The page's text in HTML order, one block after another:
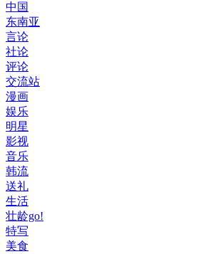
中国
东南亚
言论
社论
评论
交流站
漫画
娱乐
明星
影视
音乐
韩流
送礼
生活
壮龄go!
特写
美食